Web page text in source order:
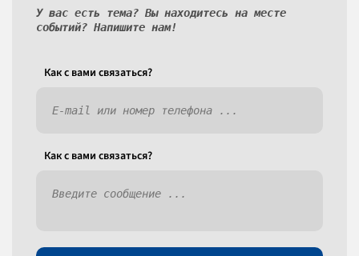
У вас есть тема? Вы находитесь на месте
событий? Напишите нам!
Как c вами связаться?
Как c вами связаться?